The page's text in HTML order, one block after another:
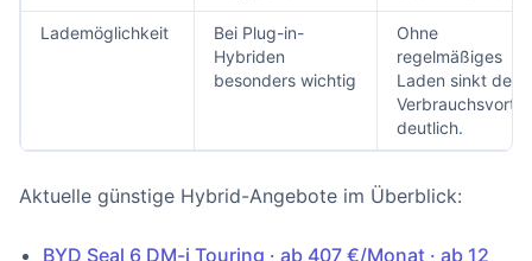
Lademöglichkeit
Bei Plug-in-
Hybriden
besonders wichtig
Ohne
regelmäßiges
Laden sinkt der
Verbrauchsvorteil
deutlich.
Aktuelle günstige Hybrid-Angebote im Überblick:
BYD Seal 6 DM-i Touring · ab 407 €/Monat · ab 12